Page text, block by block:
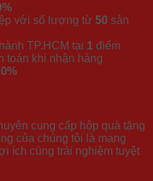
với số lượng từ 50 sản
TP.HCM tại 1 điểm
toán khi nhận hàng
0%
cung cấp hộp quà tặng
của chúng tôi là mang
ích cùng trải nghiệm tuyệt